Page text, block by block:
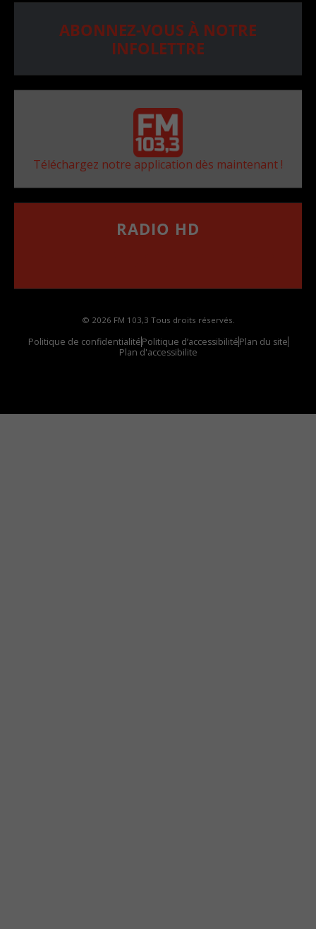
ABONNEZ-VOUS À NOTRE
INFOLETTRE
Téléchargez notre application dès maintenant !
RADIO HD
© 2026 FM 103,3 Tous droits réservés.
Politique de confidentialitéPolitique d’accessibilitéPlan du site
Plan d'accessibilite